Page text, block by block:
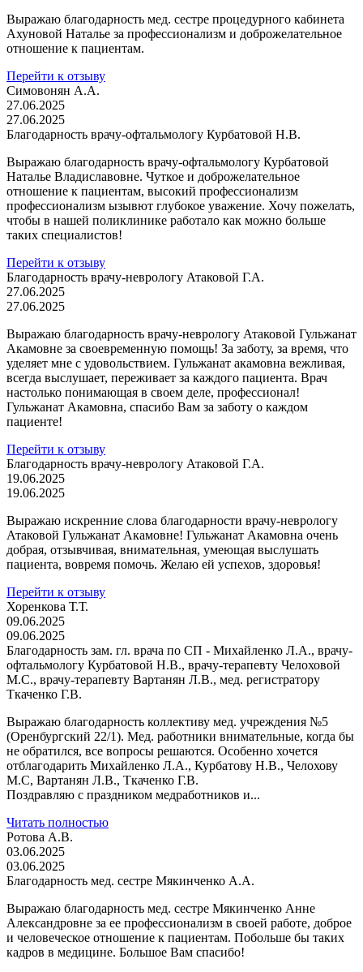
Выражаю благодарность мед. сестре процедурного кабинета
Ахуновой Наталье за профессионализм и доброжелательное
отношение к пациентам.
Перейти к отзыву
Симовонян А.А.
27.06.2025
27.06.2025
Благодарность врачу-офтальмологу Курбатовой Н.В.
Выражаю благодарность врачу-офтальмологу Курбатовой
Наталье Владиславовне. Чуткое и доброжелательное
отношение к пациентам, высокий профессионализм
профессионализм ызывют глубокое уважение. Хочу пожелать,
чтобы в нашей поликлинике работало как можно больше
таких специалистов!
Перейти к отзыву
Благодарность врачу-неврологу Атаковой Г.А.
27.06.2025
27.06.2025
Выражаю благодарность врачу-неврологу Атаковой Гульжанат
Акамовне за своевременную помощь! За заботу, за время, что
уделяет мне с удовольствием. Гульжанат акамовна вежливая,
всегда выслушает, переживает за каждого пациента. Врач
настолько понимающая в своем деле, профессионал!
Гульжанат Акамовна, спасибо Вам за заботу о каждом
пациенте!
Перейти к отзыву
Благодарность врачу-неврологу Атаковой Г.А.
19.06.2025
19.06.2025
Выражаю искренние слова благодарности врачу-неврологу
Атаковой Гульжанат Акамовне! Гульжанат Акамовна очень
добрая, отзывчивая, внимательная, умеющая выслушать
пациента, вовремя помочь. Желаю ей успехов, здоровья!
Перейти к отзыву
Хоренкова Т.Т.
09.06.2025
09.06.2025
Благодарность зам. гл. врача по СП - Михайленко Л.А., врачу-
офтальмологу Курбатовой Н.В., врачу-терапевту Челоховой
М.С., врачу-терапевту Вартанян Л.В., мед. регистратору
Ткаченко Г.В.
Выражаю благодарность коллективу мед. учреждения №5
(Оренбургский 22/1). Мед. работники внимательные, когда бы
не обратился, все вопросы решаются. Особенно хочется
отблагодарить Михайленко Л.А., Курбатову Н.В., Челохову
М.С, Вартанян Л.В., Ткаченко Г.В.
Поздравляю с праздником медработников и...
Читать полностью
Ротова А.В.
03.06.2025
03.06.2025
Благодарность мед. сестре Мякинченко А.А.
Выражаю благодарность мед. сестре Мякинченко Анне
Александровне за ее профессионализм в своей работе, доброе
и человеческое отношение к пациентам. Побольше бы таких
кадров в медицине. Большое Вам спасибо!